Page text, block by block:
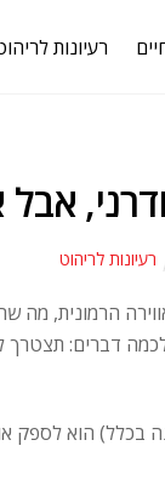
רעיונות
רעיונות לריהוט
הרמונית,
דברים: תצטרך
בכלל) הוא לספק